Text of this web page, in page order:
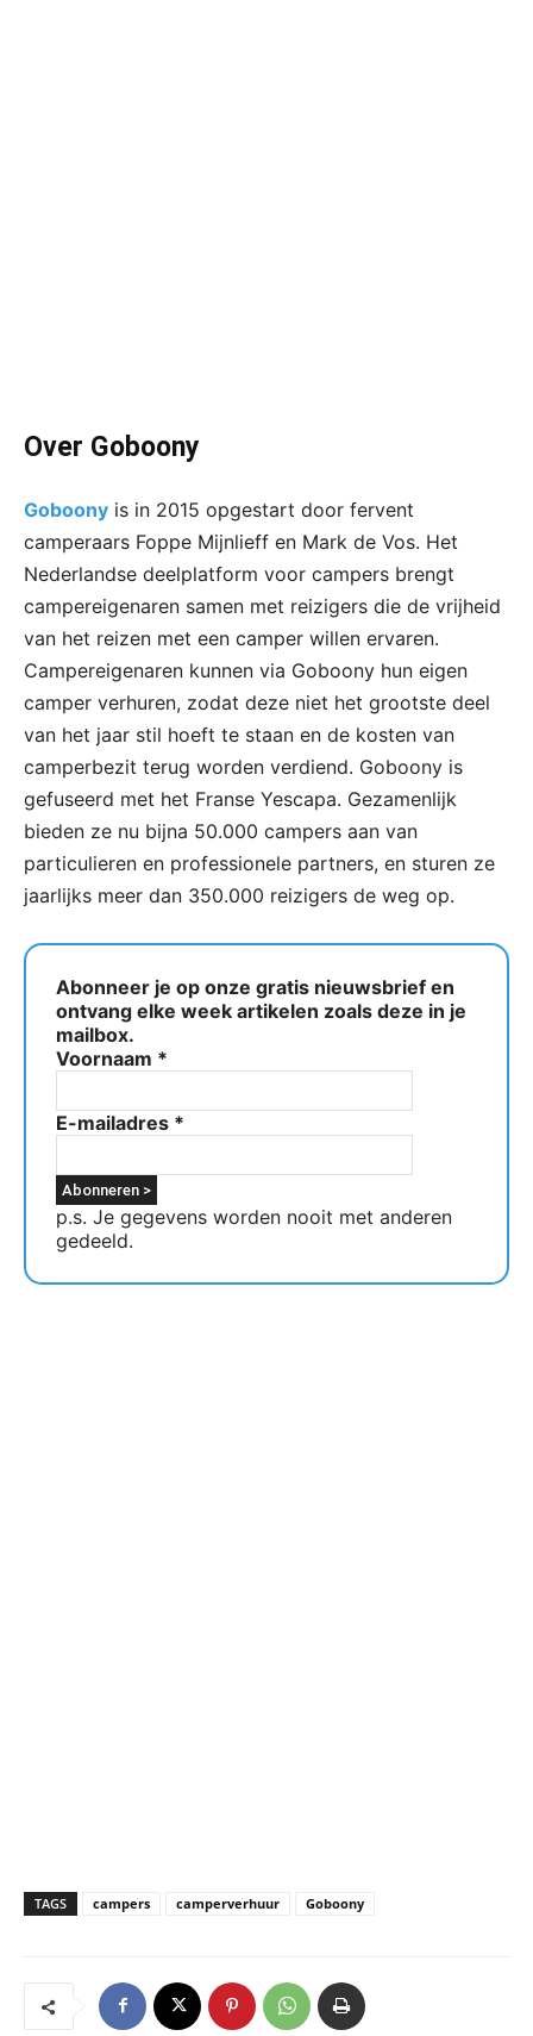
Over Goboony
Goboony is in 2015 opgestart door fervent
camperaars Foppe Mijnlieff en Mark de Vos. Het
Nederlandse deelplatform voor campers brengt
campereigenaren samen met reizigers die de vrijheid
van het reizen met een camper willen ervaren.
Campereigenaren kunnen via Goboony hun eigen
camper verhuren, zodat deze niet het grootste deel
van het jaar stil hoeft te staan en de kosten van
camperbezit terug worden verdiend. Goboony is
gefuseerd met het Franse Yescapa. Gezamenlijk
bieden ze nu bijna 50.000 campers aan van
particulieren en professionele partners, en sturen ze
jaarlijks meer dan 350.000 reizigers de weg op.
Abonneer je op onze gratis nieuwsbrief en
ontvang elke week artikelen zoals deze in je
mailbox.
Voornaam *
E-mailadres *
p.s. Je gegevens worden nooit met anderen
gedeeld.
TAGS campers camperverhuur Goboony